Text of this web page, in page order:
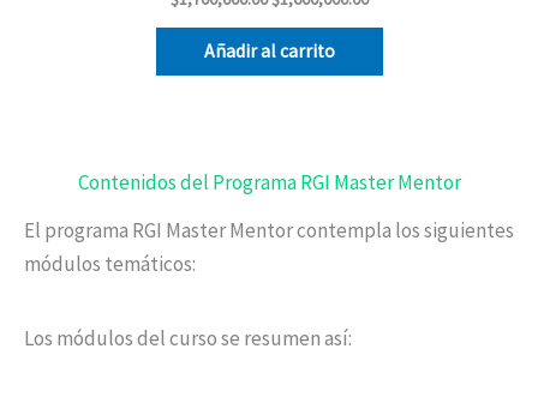
Añadir al carrito
Contenidos del Programa RGI Master Mentor
El programa RGI Master Mentor contempla los siguientes
módulos temáticos:
Los módulos del curso se resumen así: